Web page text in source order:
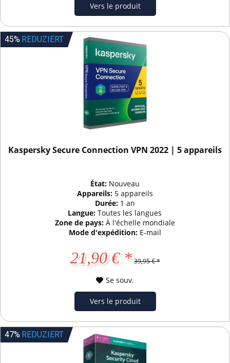
Vers le produit
45% REDUZIERT
Kaspersky Secure Connection VPN 2022 | 5 appareils
État: Nouveau
Appareils: 5 appareils
Durée: 1 an
Langue:Toutes les langues
Zone de pays: À l'échelle mondiale
Mode d'expédition: E-mail
21,90 € * 39,95 € *
Se souv.
Vers le produit
47% REDUZIERT